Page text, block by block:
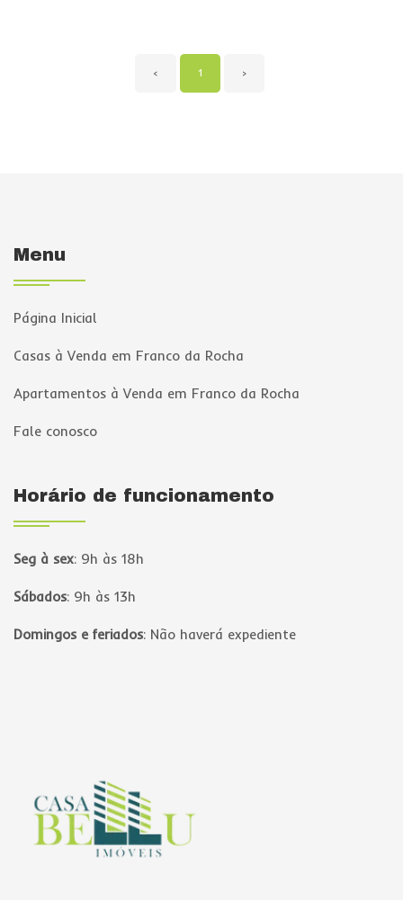
‹ 1 ›
Menu
Página Inicial
Casas à Venda em Franco da Rocha
Apartamentos à Venda em Franco da Rocha
Fale conosco
Horário de funcionamento
Seg à sex: 9h às 18h
Sábados: 9h às 13h
Domingos e feriados: Não haverá expediente